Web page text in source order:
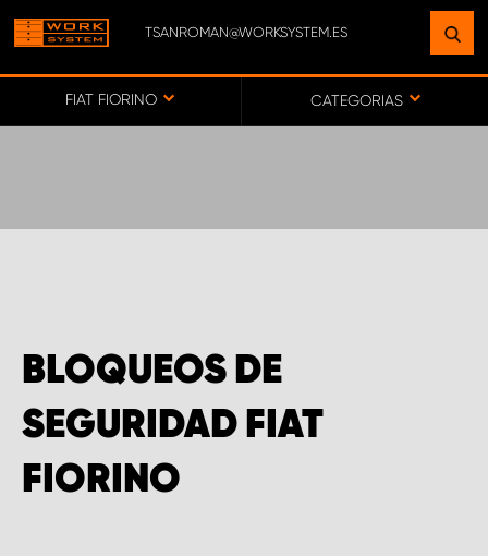
TSANROMAN@WORKSYSTEM.ES
FIAT FIORINO CATEGORIAS
BLOQUEOS DE
SEGURIDAD FIAT
FIORINO
ENCUENTRE UNA INSTALACIÓN
CERCA DE USTED